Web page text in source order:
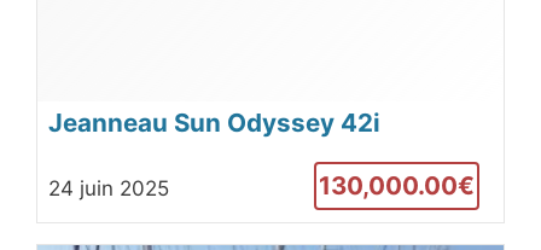
Jeanneau Sun Odyssey 42i
24 juin 2025 130,000.00€